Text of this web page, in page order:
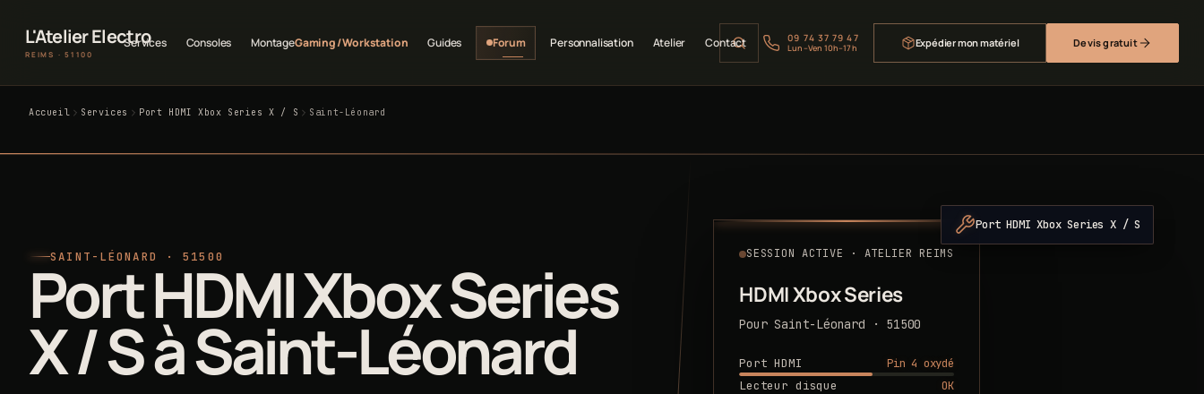
L'Atelier Electro
REIMS · 51100
Services Consoles MontageGaming / Workstation Guides Forum Personnalisation Atelier Contact 09 74 37 79 47
Lun–Ven 10h–17h Expédier mon matériel Devis gratuit
Accueil Services Port HDMI Xbox Series X / S Saint-Léonard
SAINT-LÉONARD · 51500
Port HDMI Xbox Series
X / S à Saint-Léonard
SESSION ACTIVE · ATELIER REIMS
HDMI Xbox Series
Pour Saint-Léonard · 51500
Port HDMI
Pin 4 oxydé
Lecteur disque
OK
Port HDMI Xbox Series X / S